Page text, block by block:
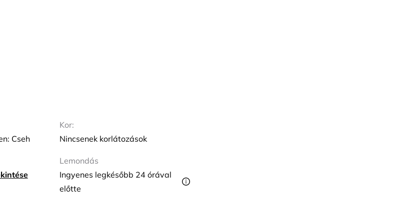
Cseh
Kor:
Nincsenek korlátozások
Lemondás
Ingyenes legkésőbb 24 órával
előtte